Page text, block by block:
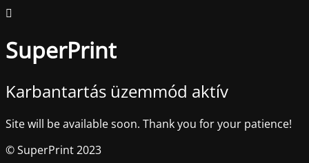
SuperPrint
Karbantartás üzemmód aktív
Site will be available soon. Thank you for your patience!
© SuperPrint 2023